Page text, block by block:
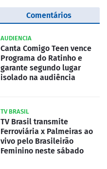
Comentários
AUDIENCIA
Canta Comigo Teen vence
Programa do Ratinho e
garante segundo lugar
isolado na audiência
TV BRASIL
TV Brasil transmite
Ferroviária x Palmeiras ao
vivo pelo Brasileirão
Feminino neste sábado